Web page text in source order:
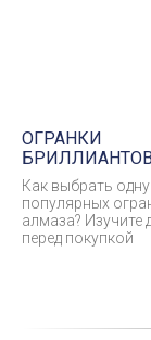
ОГРАНКИ
БРИЛЛИАНТОВ
Как выбрать одну
популярных
алмаза? Изучите
перед покупкой